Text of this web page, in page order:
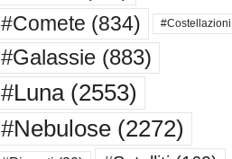
#Comete (834) #Costellazioni
#Galassie(883)
#Luna(2553)
#Nebulose(2272)